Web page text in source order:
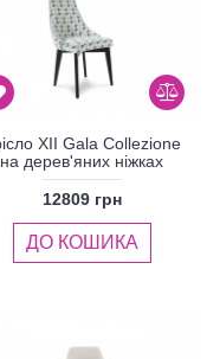
XII Gala Collezione
на дерев'яних ніжках
12809 грн
ДО КОШИКА